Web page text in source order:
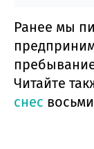
Ранее мы
Читайте
снес